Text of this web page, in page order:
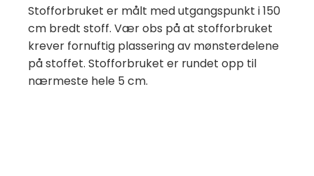
Stofforbruket er målt med utgangspunkt i 150
cm bredt stoff. Vær obs på at stofforbruket
krever fornuftig plassering av mønsterdelene
på stoffet. Stofforbruket er rundet opp til
nærmeste hele 5 cm.